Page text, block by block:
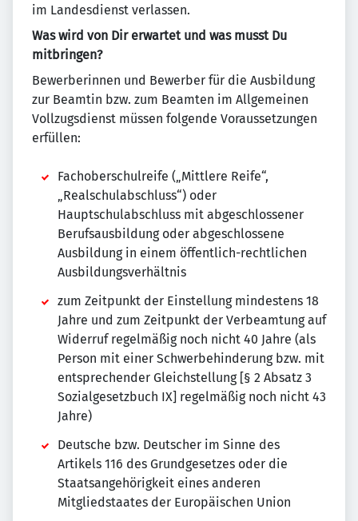
im Landesdienst verlassen.
Was wird von Dir erwartet und was musst Du
mitbringen?
Bewerberinnen und Bewerber für die Ausbildung
zur Beamtin bzw. zum Beamten im Allgemeinen
Vollzugsdienst müssen folgende Voraussetzungen
erfüllen:
Fachoberschulreife („Mittlere Reife“,
„Realschulabschluss“) oder
Hauptschulabschluss mit abgeschlossener
Berufsausbildung oder abgeschlossene
Ausbildung in einem öffentlich-rechtlichen
Ausbildungsverhältnis
zum Zeitpunkt der Einstellung mindestens 18
Jahre und zum Zeitpunkt der Verbeamtung auf
Widerruf regelmäßig noch nicht 40 Jahre (als
Person mit einer Schwerbehinderung bzw. mit
entsprechender Gleichstellung [§ 2 Absatz 3
Sozialgesetzbuch IX] regelmäßig noch nicht 43
Jahre)
Deutsche bzw. Deutscher im Sinne des
Artikels 116 des Grundgesetzes oder die
Staatsangehörigkeit eines anderen
Mitgliedstaates der Europäischen Union